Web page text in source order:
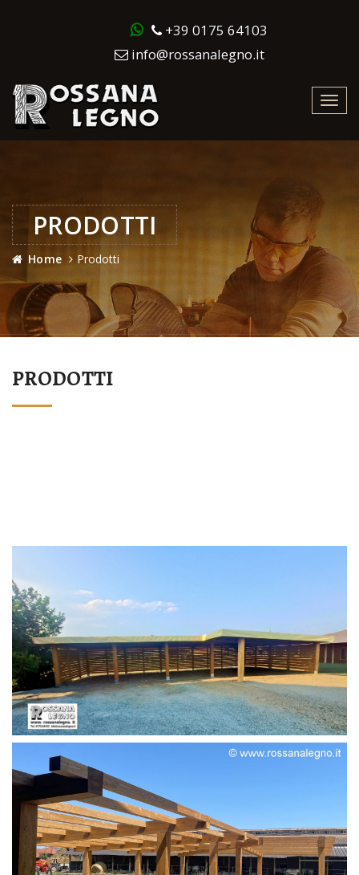
+39 0175 64103
info@rossanalegno.it
PRODOTTI
Home Prodotti
PRODOTTI
STRUTTURA